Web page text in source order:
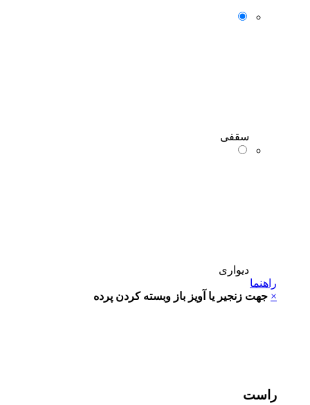
سقفی
دیواری
راهنما
جهت زنجیر یا آویز باز وبسته کردن پرده
راست